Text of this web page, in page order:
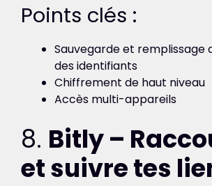
Points clés :
Sauvegarde et remplissage
des identifiants
Chiffrement de haut niveau
Accès multi-appareils
8. Bitly –
et suivre tes